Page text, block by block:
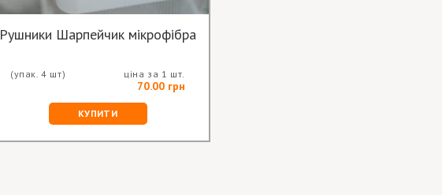
Рушники Шарпейчик мікрофібра
(упак. 4 шт) ціна за 1 шт.
70.00 грн
КУПИТИ